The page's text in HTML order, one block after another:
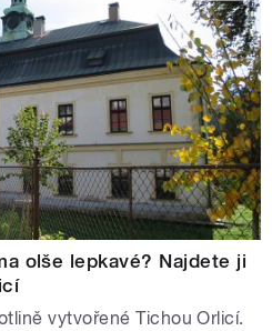
olše lepkavé? Najdete ji
vytvořené Tichou Orlicí.